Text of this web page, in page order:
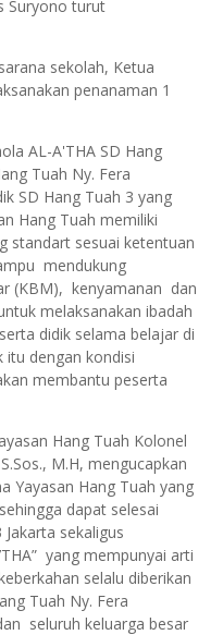
Suryono turut
sekolah, Ketua
penanaman 1
AL-A'THA SD Hang
Tuah Ny. Fera
SD Hang Tuah 3 yang
Hang Tuah memiliki
standart sesuai ketentuan
mendukung
(KBM), kenyamanan dan
melaksanakan ibadah
didik selama belajar di
itu dengan kondisi
membantu peserta
Hang Tuah Kolonel
M.H, mengucapkan
Yayasan Hang Tuah yang
dapat selesai
sekaligus
yang mempunyai arti
selalu diberikan
Tuah Ny. Fera
seluruh keluarga besar